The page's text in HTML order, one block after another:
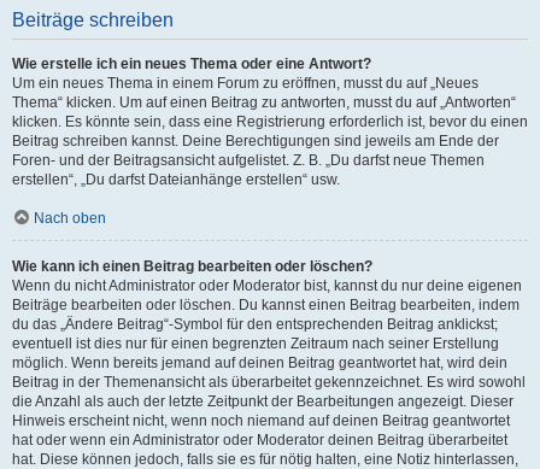
Beiträge schreiben
Wie erstelle ich ein neues Thema oder eine Antwort?
Um ein neues Thema in einem Forum zu eröffnen, musst du auf „Neues
Thema“ klicken. Um auf einen Beitrag zu antworten, musst du auf „Antworten“
klicken. Es könnte sein, dass eine Registrierung erforderlich ist, bevor du einen
Beitrag schreiben kannst. Deine Berechtigungen sind jeweils am Ende der
Foren- und der Beitragsansicht aufgelistet. Z. B. „Du darfst neue Themen
erstellen“, „Du darfst Dateianhänge erstellen“ usw.
Nach oben
Wie kann ich einen Beitrag bearbeiten oder löschen?
Wenn du nicht Administrator oder Moderator bist, kannst du nur deine eigenen
Beiträge bearbeiten oder löschen. Du kannst einen Beitrag bearbeiten, indem
du das „Ändere Beitrag“-Symbol für den entsprechenden Beitrag anklickst;
eventuell ist dies nur für einen begrenzten Zeitraum nach seiner Erstellung
möglich. Wenn bereits jemand auf deinen Beitrag geantwortet hat, wird dein
Beitrag in der Themenansicht als überarbeitet gekennzeichnet. Es wird sowohl
die Anzahl als auch der letzte Zeitpunkt der Bearbeitungen angezeigt. Dieser
Hinweis erscheint nicht, wenn noch niemand auf deinen Beitrag geantwortet
hat oder wenn ein Administrator oder Moderator deinen Beitrag überarbeitet
hat. Diese können jedoch, falls sie es für nötig halten, eine Notiz hinterlassen,